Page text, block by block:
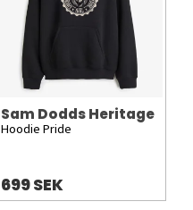
Sam Dodds Heritage
Hoodie Pride
699 SEK